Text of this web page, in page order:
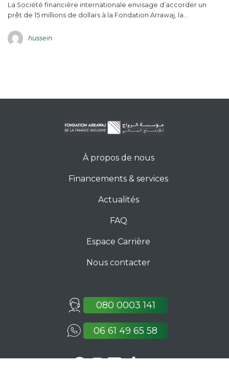
La Société financière internationale envisage d’accorder un
prêt de 15 millions de dollars à la Fondation Arrawaj, la…
hussein
À propos de nous
Financements & services
Actualités
FAQ
Espace Carrière
Nous contacter
080 0003 141
06 61 49 65 58